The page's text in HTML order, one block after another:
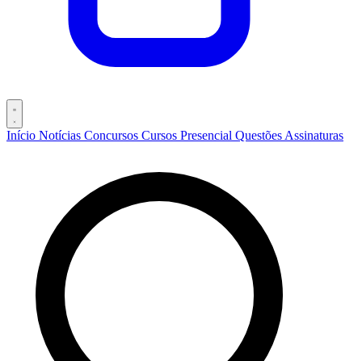
Início Notícias Concursos Cursos Presencial Questões Assinaturas